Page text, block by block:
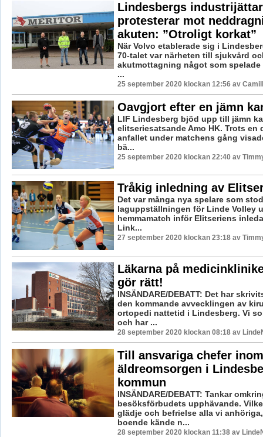
Lindesbergs industrijättar
protesterar mot
akuten: ”Otroligt korkat”
När Volvo etablerade sig i
70-talet var närheten till sjukvård
akutmottagning något som
...
25 september 2020 klockan 12:56 av
Oavgjort efter en jämn
LIF Lindesberg bjöd upp till jämn
elitseriesatsande Amo HK. Trots en
anfallet under matchens gång
bä...
25 september 2020 klockan 22:40 av
Tråkig inledning av
Det var många nya spelare som
laguppställningen för Linde Volley
hemmamatch inför Elitseriens
Link...
27 september 2020 klockan 23:18 av
Läkarna på
gör rätt!
INSÄNDARE/DEBATT: Det har
den kommande avvecklingen av
ortopedi nattetid i Lindesberg. Vi
och har ...
28 september 2020 klockan 08:18 av
Till ansvariga chefer inom
äldreomsorgen i
kommun
INSÄNDARE/DEBATT: Tankar
besöksförbudets upphävande.
glädje och befrielse alla vi
boende kände n...
28 september 2020 klockan 11:38 av